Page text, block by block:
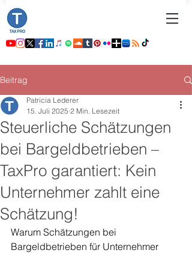
Beitrag
Steuerliche Schätzungen
bei Bargeldbetrieben –
TaxPro garantiert: Kein
Unternehmer zahlt eine
Schätzung!
Patricia Lederer
15. Juli 2025 2 Min. Lesezeit
Warum Schätzungen bei
Bargeldbetrieben für Unternehmer